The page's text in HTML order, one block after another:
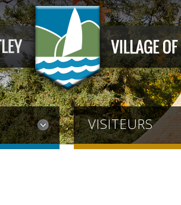
VISITEURS